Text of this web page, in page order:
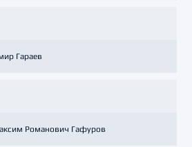
Гараев
Романович Гафуров